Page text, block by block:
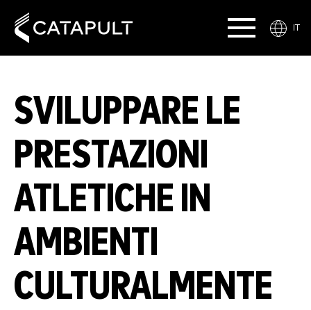
IT
SVILUPPARE LE
PRESTAZIONI
ATLETICHE IN
AMBIENTI
CULTURALMENTE